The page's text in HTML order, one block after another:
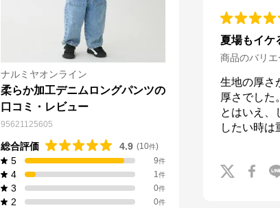
ナルミヤオンライン
柔らか加工デニムロングパンツの
口コミ・レビュー
95621125605
総合評価 4.9 (10件)
5 9件
4 1件
3 0件
2 0件
夏場もイケ
商品のバリ
生地の厚さ
厚さでした。
とはいえ、
したい時は